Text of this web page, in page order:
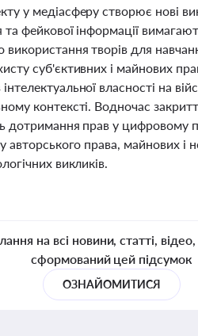
у медіасферу створює нові
фейкової інформації
творів для
суб'єктивних і майнових
власності на
контексті. Водночас
прав у цифровому
авторського права, майнових і
викликів.
на всі новини, статті,
сформований цей підсумок
ОЗНАЙОМИТИСЯ